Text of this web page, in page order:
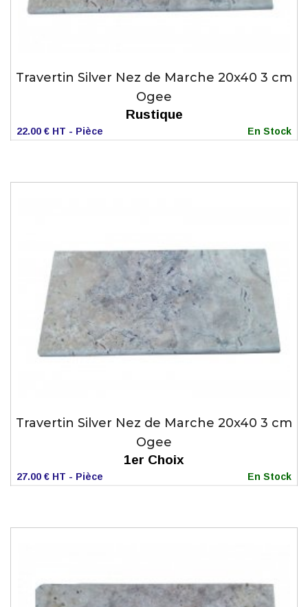
Travertin Silver Nez de Marche 20x40 3 cm
Ogee
Rustique
22.00 € HT - Pièce En Stock
Travertin Silver Nez de Marche 20x40 3 cm
Ogee
1er Choix
27.00 € HT - Pièce En Stock